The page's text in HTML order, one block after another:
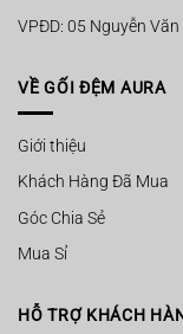
VPĐD: 05 Nguyễn
VỀ GỐI ĐỆM AURA
Giới thiệu
Khách Hàng Đã Mua
Góc Chia Sẻ
Mua Sỉ
HỖ TRỢ KHÁCH